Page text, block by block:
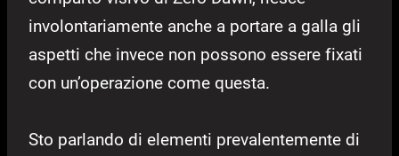
involontariamente anche a portare a galla gli
aspetti che invece non possono essere fixati
con un’operazione come questa.
Sto parlando di elementi prevalentemente di